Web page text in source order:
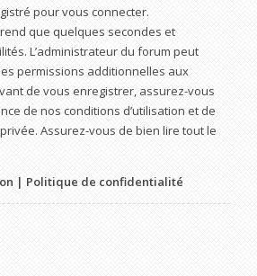
pour vous connecter.
que quelques secondes et
L’administrateur du forum peut
permissions additionnelles aux
de vous enregistrer, assurez-vous
de nos conditions d’utilisation et de
Assurez-vous de bien lire tout le
| Politique de confidentialité